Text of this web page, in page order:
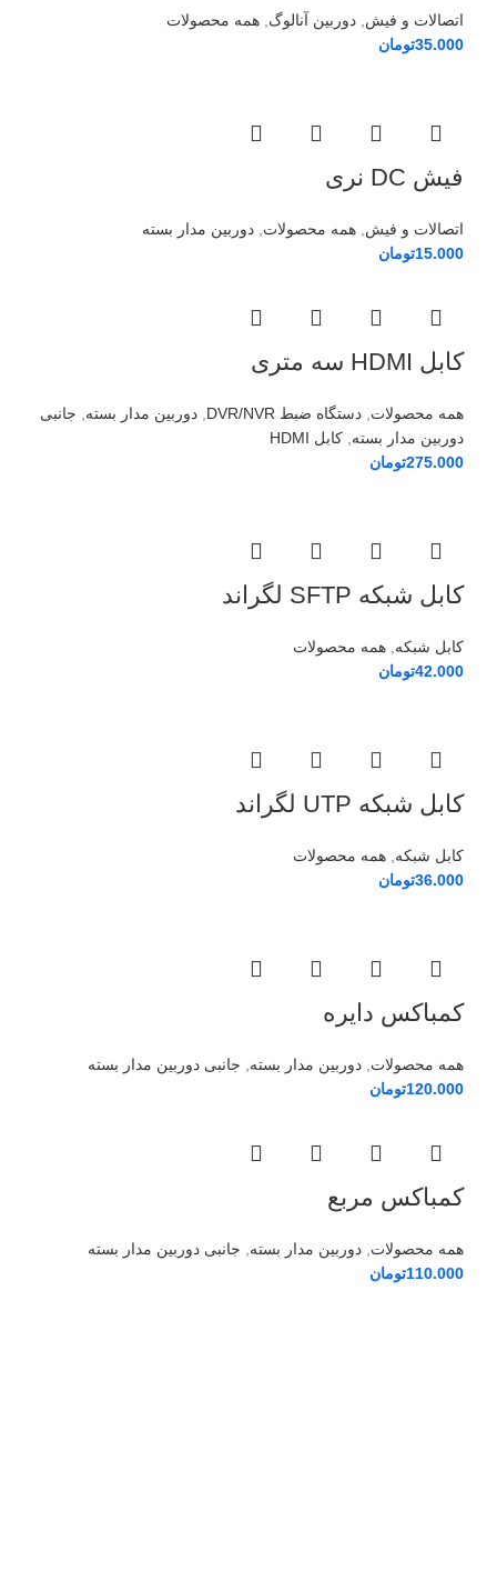
اتصالات و فیش, دوربین آنالوگ, همه محصولات
35.000تومان
فیش DC نری
اتصالات و فیش, همه محصولات, دوربین مدار بسته
15.000تومان
کابل HDMI سه متری
همه محصولات, دستگاه ضبط DVR/NVR , دوربین مدار بسته, جانبی
دوربین مدار بسته, کابل HDMI
275.000تومان
کابل شبکه SFTP لگراند
کابل شبکه, همه محصولات
42.000تومان
کابل شبکه UTP لگراند
کابل شبکه, همه محصولات
36.000تومان
کمباکس دایره
همه محصولات, دوربین مدار بسته, جانبی دوربین مدار بسته
120.000تومان
کمباکس مربع
همه محصولات, دوربین مدار بسته, جانبی دوربین مدار بسته
110.000تومان